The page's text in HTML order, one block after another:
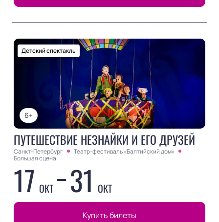
6+
Детский спектакль
ПУТЕШЕСТВИЕ НЕЗНАЙКИ И ЕГО ДРУЗЕЙ
Санкт-Петербург
Театр-фестиваль «Балтийский дом»
Большая сцена
17 ОКТ 31 ОКТ
Купить билеты